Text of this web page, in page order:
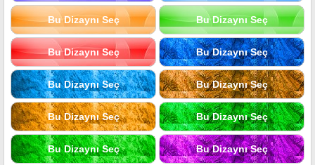
Bu Dizaynı Seç Bu Dizaynı Seç
Bu Dizaynı Seç Bu Dizaynı Seç
Bu Dizaynı Seç Bu Dizaynı Seç
Bu Dizaynı Seç Bu Dizaynı Seç
Bu Dizaynı Seç Bu Dizaynı Seç